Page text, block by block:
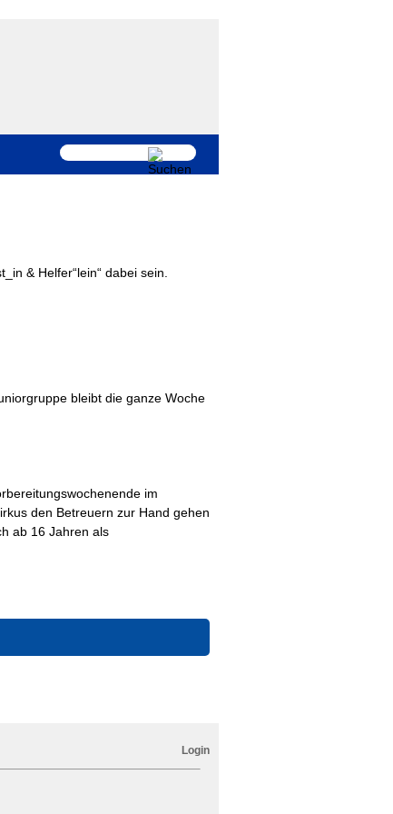
& Helfer“lein“ dabei sein.
bleibt die ganze Woche
im
den Betreuern zur Hand gehen
ab 16 Jahren als
auf der Homepage
Login